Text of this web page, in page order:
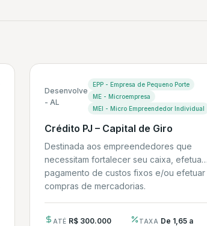
Desenvolve
- AL
EPP - Empresa de Pequeno Porte
ME - Microempresa
MEI - Micro Empreendedor Individual
Crédito PJ – Capital de Giro
Destinada aos empreendedores que
necessitam fortalecer seu caixa, efetuar
pagamento de custos fixos e/ou efetuar
compras de mercadorias.
ATÉ R$ 300.000 TAXA De 1,65 a